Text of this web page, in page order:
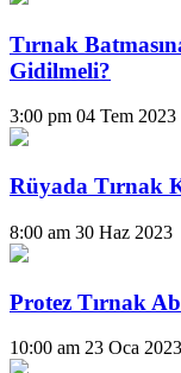
Tırnak
Gidilmeli?
3:00 pm 04 Tem 2023
Rüyada Tırnak
8:00 am 30 Haz 2023
Protez Tırnak
10:00 am 23 Oca 2023